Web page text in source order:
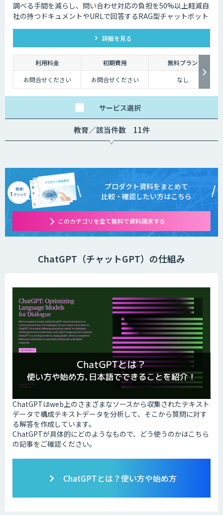
調べる手間を減らし、問い合わせ対応の負担を50%以上軽減自
社の持つドキュメントやURLで回答するRAG型チャットボット
詳細を見る
利用料金 初期費用
無料プラン
お問合せください
お問合せください なし
サービス選択
教育／該当件数 11件
プロダクト資料をまとめて
比較・確認したい方はこちら
このカテゴリを全て無料で資料請求する
ChatGPT（チャットGPT）の仕組み
ChatGPTはweb上のさまざまなソースから収集されたテキスト
データで構成テキストデータを分析して、そこから質問に対す
る解答を作成しています。
ChatGPTが具体的にどのようなもので、どう使うのかはこちら
の記事をご確認ください。
ChatGPTとは？使い方や始め方